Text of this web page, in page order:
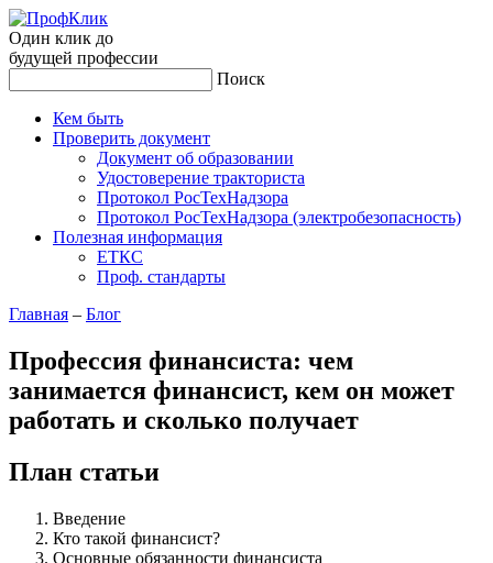
Один клик до
будущей профессии
Поиск
Кем быть
Проверить документ
Документ об образовании
Удостоверение тракториста
Протокол РосТехНадзора
Протокол РосТехНадзора (электробезопасность)
Полезная информация
ЕТКС
Проф. стандарты
Главная – Блог
Профессия финансиста: чем
занимается финансист, кем он может
работать и сколько получает
План статьи
Введение
Кто такой финансист?
Основные обязанности финансиста